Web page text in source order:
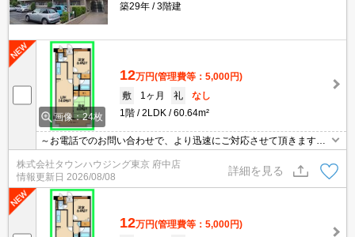
築29年
3階建
画像：24枚
12万円(管理費等：5,000円)
敷
1ヶ月 礼
なし
1階
2LDK 60.64m²
～お電話でのお問い合わせで、より迅速にご対応させて頂きます～
株式会社タウンハウジング東京 府中店
情報更新日 2026/08/08
詳細を見る
12万円(管理費等：5,000円)